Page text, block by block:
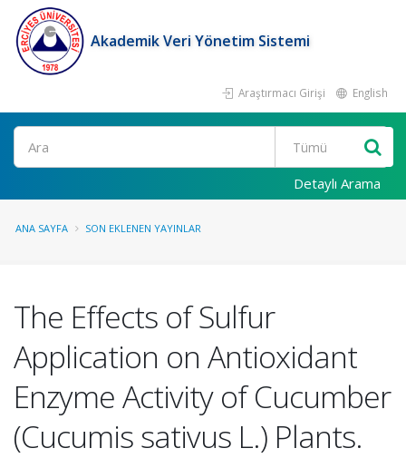
Akademik Veri Yönetim Sistemi
Araştırmacı Girişi English
Ara
Detaylı Arama
ANA SAYFA SON EKLENEN YAYINLAR
The Effects of Sulfur
Application on Antioxidant
Enzyme Activity of Cucumber
(Cucumis sativus L.) Plants.